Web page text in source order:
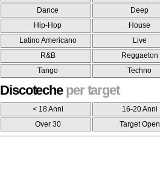
Dance
Deep
Hip-Hop
House
Latino Americano
Live
R&B
Reggaeton
Tango
Techno
Discoteche per target
< 18 Anni 16-20 Anni
Over 30
Target Open